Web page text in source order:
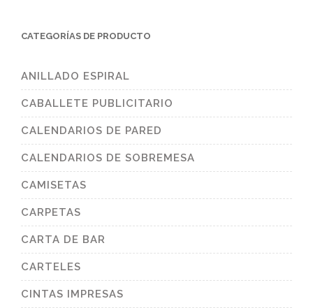
CATEGORÍAS DE PRODUCTO
ANILLADO ESPIRAL
CABALLETE PUBLICITARIO
CALENDARIOS DE PARED
CALENDARIOS DE SOBREMESA
CAMISETAS
CARPETAS
CARTA DE BAR
CARTELES
CINTAS IMPRESAS